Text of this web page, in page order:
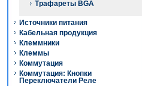
Трафареты BGA
Источники питания
Кабельная продукция
Клеммники
Клеммы
Коммутация
Коммутация: Кнопки
Переключатели Реле